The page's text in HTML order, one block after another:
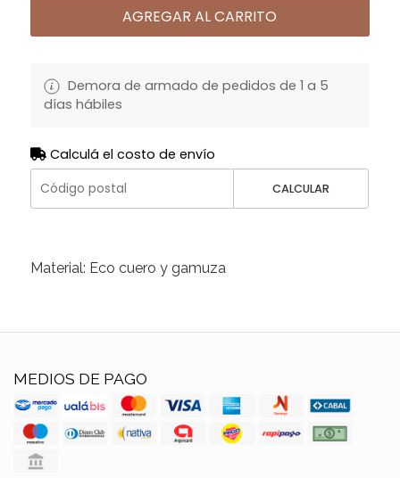
AGREGAR AL CARRITO
Demora de armado de pedidos de 1 a 5
días hábiles
Calculá el costo de envío
CALCULAR
Material: Eco cuero y gamuza
MEDIOS DE PAGO